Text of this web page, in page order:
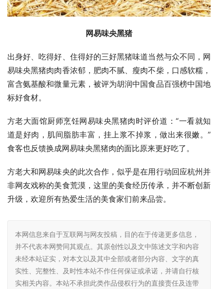
网易味央黑猪
出身好、吃得好、住得好的三好黑猪味道当然与众不同，网
易味央黑猪肉肉香浓郁，肥肉不腻、瘦肉不柴，口感软糯，
富含氨基酸和微量元素，被评为胡润中国食品百强榜中国地
标好食材。
方老大面馆厨师烹饪网易味央黑猪肉时评价道：“一看就知
道是好肉，肌间脂肪丰富，挂上浆不掉浆，做出来很嫩。”
食客也反馈换成网易味央黑猪肉的面比原来更好吃了。
方老大和网易味央的此次合作，似乎是在用行动回应杭州并
非网友戏称的美食荒漠，这里的美食经历传承，并不断创新
升级，欢迎所有热爱生活的美食家们前来品尝。
本网信息来自于互联网与网友投稿，目的在于传递更多信息，
并不代表本网赞同其观点。其原创性以及文中陈述文字和内容
未经本站证实，对本文以及其中全部或者部分内容、文字的真
实性、完整性、及时性本站不作任何保证或承诺，并请自行核
实相关内容。本站不承担此类作品侵权行为的直接责任及连带